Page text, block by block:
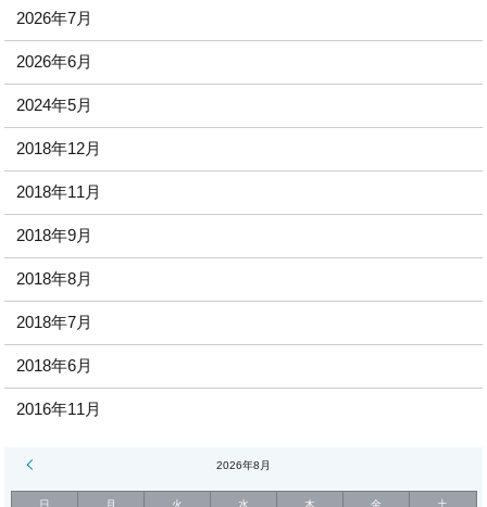
2026年7月
2026年6月
2024年5月
2018年12月
2018年11月
2018年9月
2018年8月
2018年7月
2018年6月
2016年11月
2026年8月
日 月 火 水 木 金 土